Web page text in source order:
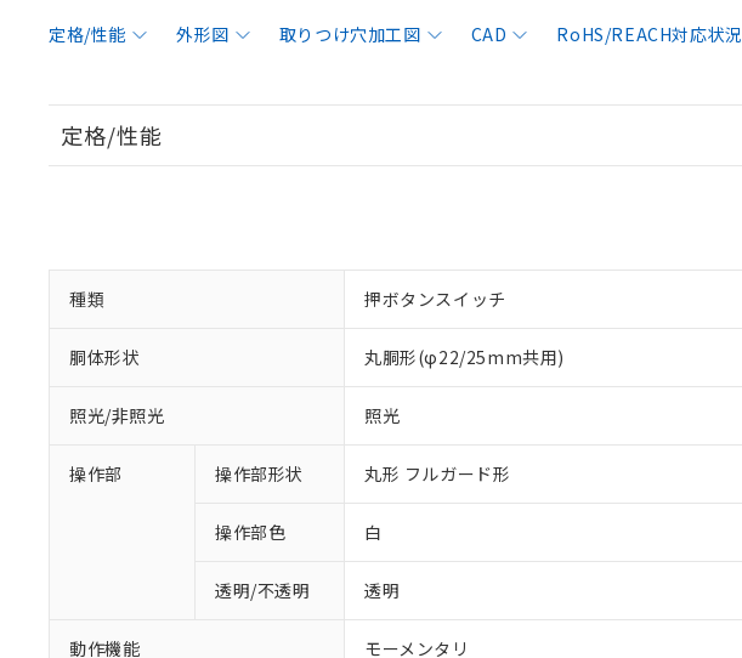
定格/性能 外形図 取りつけ穴加工図 CAD RoHS/REACH対応状況
定格/性能
種類 押ボタンスイッチ
胴体形状 丸胴形(φ22/25mm共用)
照光/非照光 照光
操作部 操作部形状 丸形 フルガード形
操作部色 白
透明/不透明 透明
動作機能 モーメンタリ